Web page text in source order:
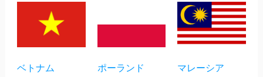
ベトナム ポーランド マレーシア